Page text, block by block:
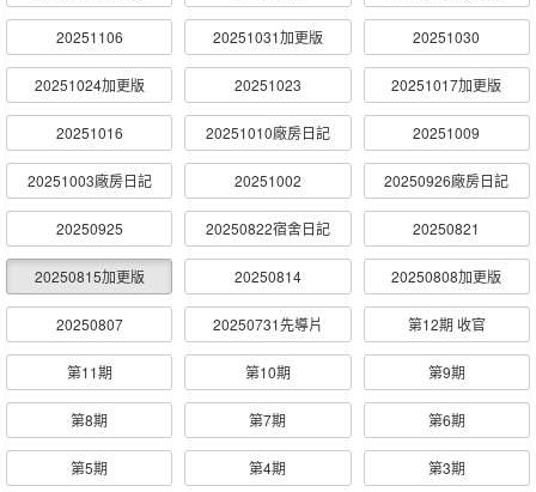
20251106 20251031加更版 20251030
20251024加更版 20251023 20251017加更版
20251016 20251010廠房日記 20251009
20251003廠房日記 20251002 20250926廠房日記
20250925 20250822宿舍日記 20250821
20250815加更版 20250814 20250808加更版
20250807 20250731先導片 第12期 收官
第11期 第10期 第9期
第8期 第7期 第6期
第5期 第4期 第3期